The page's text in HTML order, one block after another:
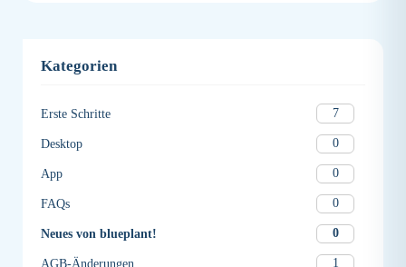
Kategorien
Erste Schritte 7
Desktop 0
App 0
FAQs 0
Neues von blueplant! 0
AGB-Änderungen 1